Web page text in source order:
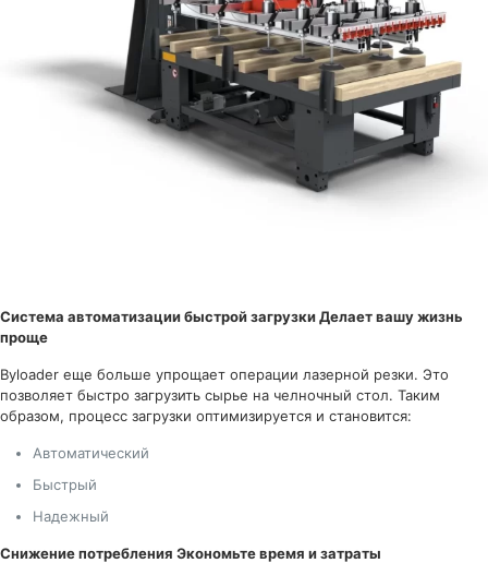
Система автоматизации быстрой загрузкиДелает вашу жизнь
проще
Byloader еще больше упрощает операции лазерной резки. Это
позволяет быстро загрузить сырье на челночный стол. Таким
образом, процесс загрузки оптимизируется и становится:
Автоматический
Быстрый
Надежный
Снижение потребления Экономьте время и затраты